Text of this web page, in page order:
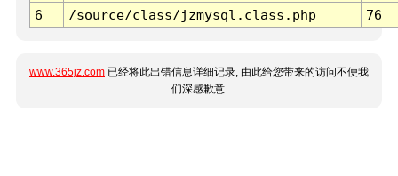
6
/source/class/jzmysql.class.php 76
www.365jz.com 已经将此出错信息详细记录, 由此给您带来的访问不便我
们深感歉意.